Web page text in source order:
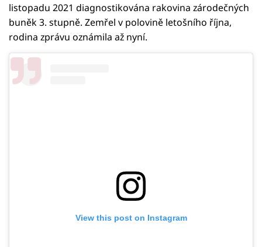
listopadu 2021 diagnostikována rakovina zárodečných
buněk 3. stupně. Zemřel v polovině letošního října,
rodina zprávu oznámila až nyní.
View this post on Instagram